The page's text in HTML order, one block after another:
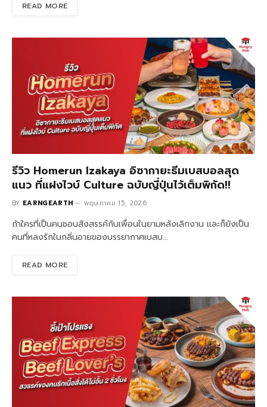
READ MORE
รีวิว Homerun Izakaya อิซากายะธีมเบสบอลสุด
แนว ที่แฝงไวบ์ Culture ฉบับญี่ปุ่นไว้เต็มพิกัด!!
BY EARNGEARTH พฤษภาคม 15, 2026
ถ้าใครที่เป็นคนชอบสังสรรค์กับเพื่อนในยามหลังเลิกงาน และก็ยังเป็น
คนที่หลงรักในกลิ่นอายของบรรยากาศเบสบ…
READ MORE